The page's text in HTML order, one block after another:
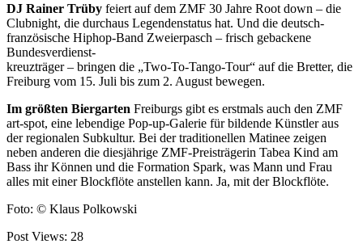
DJ Rainer Trüby feiert auf dem ZMF 30 Jahre Root down – die
Clubnight, die durchaus Legendenstatus hat. Und die deutsch-
französische Hip­hop-Band Zweierpasch – frisch gebackene
Bundesverdienst-
kreuzträger – bringen die „Two-To-Tango-Tour“ auf die Bretter, die
Freiburg vom 15. Juli bis zum 2. August bewegen.
Im größten Biergarten Freiburgs gibt es erstmals auch den ZMF
art-spot, eine lebendige Pop-up-Galerie für bildende Künstler aus
der regionalen Subkultur. Bei der traditionellen Matinee zeigen
neben ­anderen die diesjährige ZMF-Preisträgerin Tabea Kind am
Bass ihr Können und die Formation Spark, was Mann und Frau
alles mit einer Blockflöte anstellen kann. Ja, mit der Blockflöte.
Foto: © Klaus Polkowski
Post Views: 28